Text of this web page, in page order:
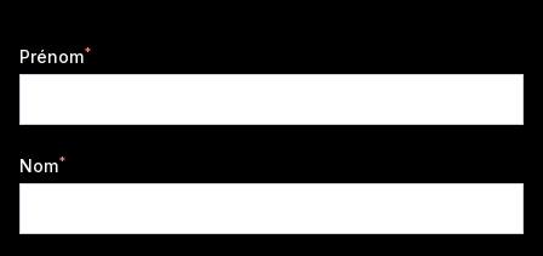
Prénom*
Nom*